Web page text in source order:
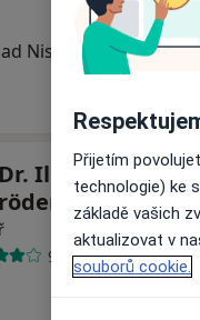
Nisou • Mapa
Ilona
9 názorů
Přijetím
technologie) ke
základě vašich
aktualizovat v
souborů cookie.